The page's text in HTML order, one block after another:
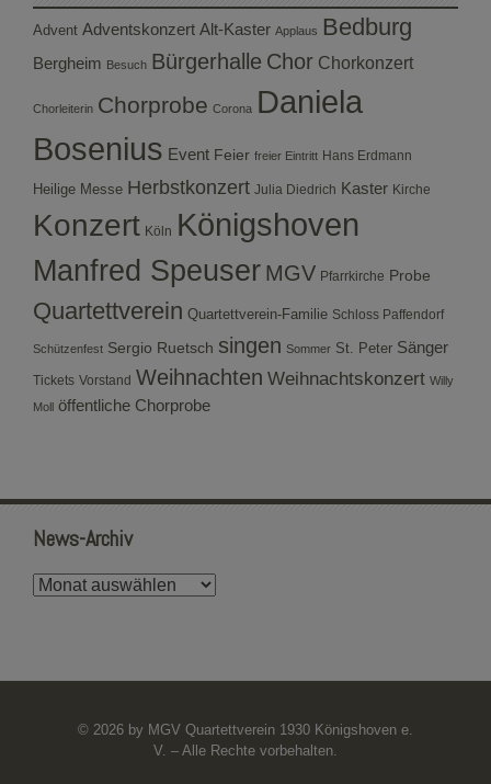
Advent Adventskonzert Alt-Kaster Applaus Bedburg
Bergheim Besuch Bürgerhalle Chor Chorkonzert
Chorleiterin Chorprobe Corona Daniela
Bosenius Event Feier freier Eintritt Hans Erdmann
Heilige Messe Herbstkonzert Julia Diedrich Kaster Kirche
Konzert Köln Königshoven
Manfred Speuser MGV Pfarrkirche Probe
Quartettverein Quartettverein-Familie Schloss Paffendorf
Schützenfest Sergio Ruetsch singen Sommer St. Peter Sänger
Tickets Vorstand Weihnachten Weihnachtskonzert Willy
Moll
öffentliche Chorprobe
News-Archiv
News-
© 2026 by MGV Quartettverein 1930 Königshoven e.
V. – Alle Rechte vorbehalten.